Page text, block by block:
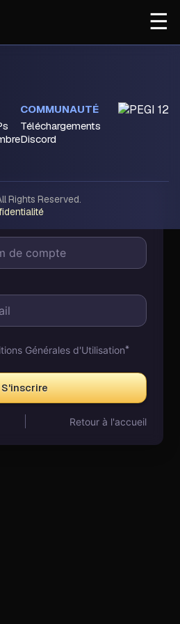
☰
Générales d'Utilisation*
S'inscrire
Retour à l'accueil
COMMUNAUTÉ
Téléchargements
Discord
Rights Reserved.